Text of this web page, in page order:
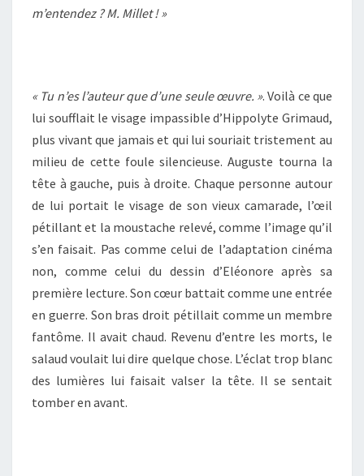
m’entendez ? M. Millet ! »
« Tu n’es l’auteur que d’une seule œuvre. ». Voilà ce que
lui soufflait le visage impassible d’Hippolyte Grimaud,
plus vivant que jamais et qui lui souriait tristement au
milieu de cette foule silencieuse. Auguste tourna la
tête à gauche, puis à droite. Chaque personne autour
de lui portait le visage de son vieux camarade, l’œil
pétillant et la moustache relevé, comme l’image qu’il
s’en faisait. Pas comme celui de l’adaptation cinéma
non, comme celui du dessin d’Eléonore après sa
première lecture. Son cœur battait comme une entrée
en guerre. Son bras droit pétillait comme un membre
fantôme. Il avait chaud. Revenu d’entre les morts, le
salaud voulait lui dire quelque chose. L’éclat trop blanc
des lumières lui faisait valser la tête. Il se sentait
tomber en avant.